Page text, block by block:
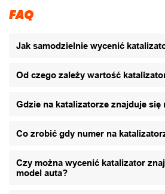
FAQ
Jak samodzielnie wycenić
Od czego zależy wartość
Gdzie na katalizatorze znajduje się
Co zrobić gdy numer na
Czy można wycenić katalizator
model auta?